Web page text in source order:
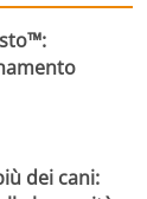
dei cani: